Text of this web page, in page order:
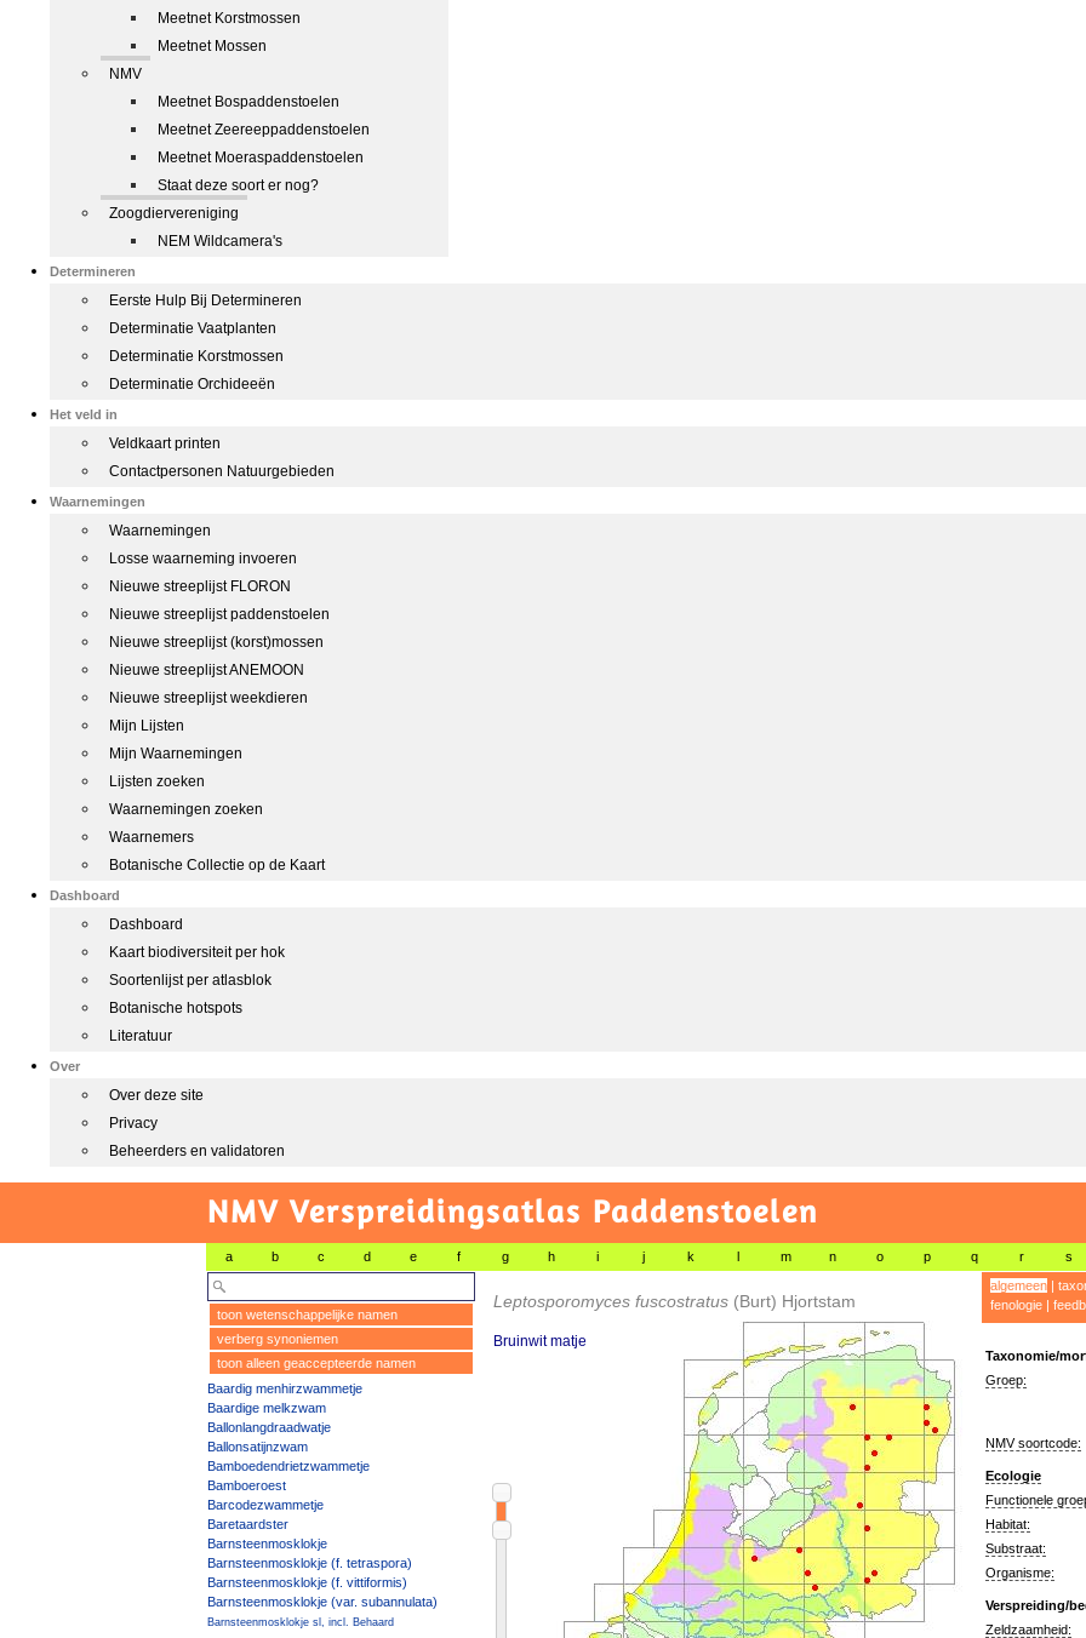
Meetnet Korstmossen
Meetnet Mossen
NMV
Meetnet Bospaddenstoelen
Meetnet Zeereeppaddenstoelen
Meetnet Moeraspaddenstoelen
Staat deze soort er nog?
Zoogdiervereniging
NEM Wildcamera's
Determineren
Eerste Hulp Bij Determineren
Determinatie Vaatplanten
Determinatie Korstmossen
Determinatie Orchideeën
Het veld in
Veldkaart printen
Contactpersonen Natuurgebieden
Waarnemingen
Waarnemingen
Losse waarneming invoeren
Nieuwe streeplijst FLORON
Nieuwe streeplijst paddenstoelen
Nieuwe streeplijst (korst)mossen
Nieuwe streeplijst ANEMOON
Nieuwe streeplijst weekdieren
Mijn Lijsten
Mijn Waarnemingen
Lijsten zoeken
Waarnemingen zoeken
Waarnemers
Botanische Collectie op de Kaart
Dashboard
Dashboard
Kaart biodiversiteit per hok
Soortenlijst per atlasblok
Botanische hotspots
Literatuur
Over
Over deze site
Privacy
Beheerders en validatoren
NMV Verspreidingsatlas Paddenstoelen
a b c d e f g h i j k l m n o p q r s
toon wetenschappelijke namen
verberg synoniemen
toon alleen geaccepteerde namen
Baardig menhirzwammetje
Baardige melkzwam
Ballonlangdraadwatje
Ballonsatijnzwam
Bamboedendrietzwammetje
Bamboeroest
Barcodezwammetje
Baretaardster
Barnsteenmosklokje
Barnsteenmosklokje (f. tetraspora)
Barnsteenmosklokje (f. vittiformis)
Barnsteenmosklokje (var. subannulata)
Barnsteenmosklokje sl, incl. Behaard
Leptosporomyces fuscostratus (Burt) Hjortstam
Bruinwit matje
algemeen|
fenologie|
Taxonomie/
Groep:
NMV soortcode:
Ecologie
Functionele
Habitat:
Substraat:
Organisme:
Verspreiding/
Zeldzaamheid: